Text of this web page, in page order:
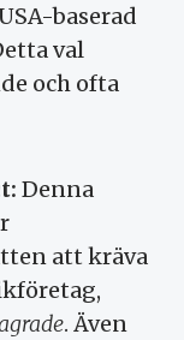
baserad
val
och ofta
Denna
att kräva
. Även